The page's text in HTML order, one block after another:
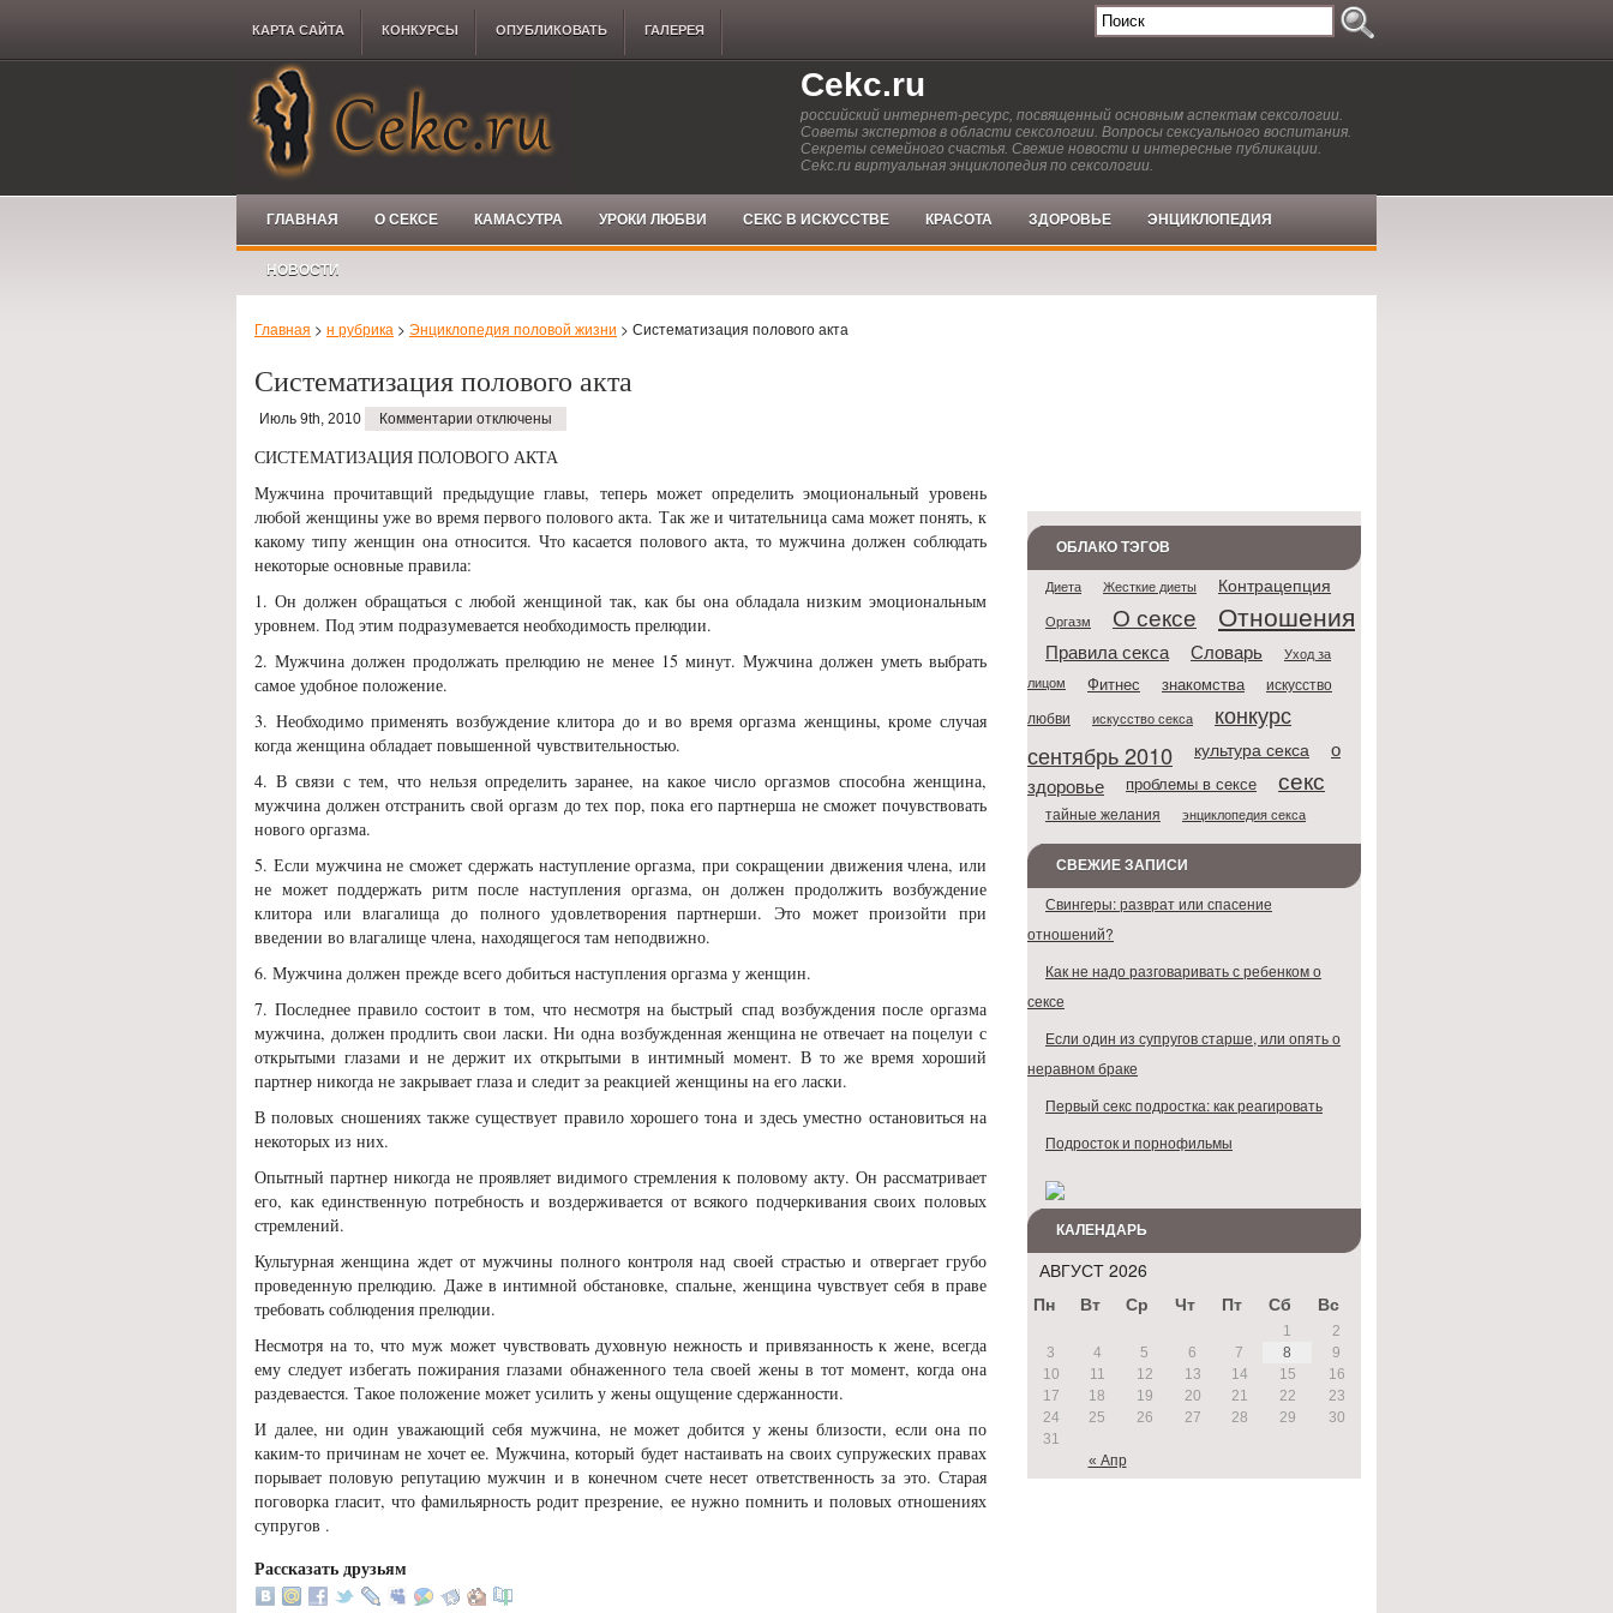
КАРТА САЙТА КОНКУРCЫ ОПУБЛИКОВАТЬ ГАЛЕРЕЯ
Cekc.ru
российский интернет-ресурс, посвященный основным аспектам сексологии.
Советы экспертов в области сексологии. Вопросы сексуального воспитания.
Секреты семейного счастья. Свежие новости и интересные публикации.
Cekc.ru виртуальная энциклопедия по сексологии.
ГЛАВНАЯ О СЕКСЕ КАМАСУТРА УРОКИ ЛЮБВИ СЕКС В ИСКУССТВЕ КРАСОТА ЗДОРОВЬЕ ЭНЦИКЛОПЕДИЯ
НОВОСТИ
Главная > н рубрика > Энциклопедия половой жизни > Систематизация полового акта
Систематизация полового акта
Июль 9th, 2010 Комментарии отключены
СИСТЕМАТИЗАЦИЯ ПОЛОВОГО АКТА
Мужчина прочитавщий предыдущие главы, теперь может определить эмоциональный уровень
любой женщины уже во время первого полового акта. Так же и читательница сама может понять, к
какому типу женщин она относится. Что касается полового акта, то мужчина должен соблюдать
некоторые основные правила:
1. Он должен обращаться с любой женщиной так, как бы она обладала низким эмоциональным
уровнем. Под этим подразумевается необходимость прелюдии.
2. Мужчина должен продолжать прелюдию не менее 15 минут. Мужчина должен уметь выбрать
самое удобное положение.
3. Необходимо применять возбуждение клитора до и во время оргазма женщины, кроме случая
когда женщина обладает повышенной чувствительностью.
4. В связи с тем, что нельзя определить заранее, на какое число оргазмов способна женщина,
мужчина должен отстранить свой оргазм до тех пор, пока его партнерша не сможет почувствовать
нового оргазма.
5. Если мужчина не сможет сдержать наступление оргазма, при сокращении движения члена, или
не может поддержать ритм после наступления оргазма, он должен продолжить возбуждение
клитора или влагалища до полного удовлетворения партнерши. Это может произойти при
введении во влагалище члена, находящегося там неподвижно.
6. Мужчина должен прежде всего добиться наступления оргазма у женщин.
7. Последнее правило состоит в том, что несмотря на быстрый спад возбуждения после оргазма
мужчина, должен продлить свои ласки. Ни одна возбужденная женщина не отвечает на поцелуи с
открытыми глазами и не держит их открытыми в интимный момент. В то же время хороший
партнер никогда не закрывает глаза и следит за реакцией женщины на его ласки.
В половых сношениях также существует правило хорошего тона и здесь уместно остановиться на
некоторых из них.
Опытный партнер никогда не проявляет видимого стремления к половому акту. Он рассматривает
его, как единственную потребность и воздерживается от всякого подчеркивания своих половых
стремлений.
Культурная женщина ждет от мужчины полного контроля над своей страстью и отвергает грубо
проведенную прелюдию. Даже в интимной обстановке, спальне, женщина чувствует себя в праве
требовать соблюдения прелюдии.
Несмотря на то, что муж может чувствовать духовную нежность и привязанность к жене, всегда
ему следует избегать пожирания глазами обнаженного тела своей жены в тот момент, когда она
раздеваестся. Такое положение может усилить у жены ощущение сдержанности.
И далее, ни один уважающий себя мужчина, не может добится у жены близости, если она по
каким-то причинам не хочет ее. Мужчина, который будет настаивать на своих супружеских правах
порывает половую репутацию мужчин и в конечном счете несет ответственность за это. Старая
поговорка гласит, что фамильярность родит презрение, ее нужно помнить и половых отношениях
супругов .
Рассказать друзьям
ОБЛАКО ТЭГОВ
Диета Жесткие диеты Контрацепция
Оргазм О сексе Отношения
Правила секса Словарь Уход за
лицом Фитнес знакомства искусство
любви искусство секса конкурс
сентябрь 2010 культура секса о
здоровье проблемы в сексе секс
тайные желания энциклопедия секса
СВЕЖИЕ ЗАПИСИ
Свингеры: разврат или спасение
отношений?
Как не надо разговаривать с ребенком о
сексе
Если один из супругов старше, или опять о
неравном браке
Первый секс подростка: как реагировать
Подросток и порнофильмы
КАЛЕНДАРЬ
АВГУСТ 2026
Пн
Вт Ср Чт Пт Сб Вс
« Апр
1
2
3
4 5 6 7 8
9
10
11 12 13 14 15
16
17
18 19 20 21 22
23
24
25 26 27 28 29
30
31